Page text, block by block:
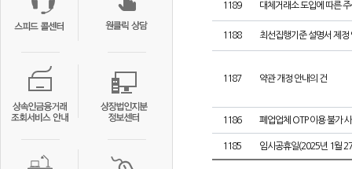
1189 대체거래소 도입에 따른
1188 최선집행기준 설명서 제정
1187 약관 개정 안내의 건
1186 폐업업체 OTP 이용 불가
1185 임시공휴일(2025년 1월